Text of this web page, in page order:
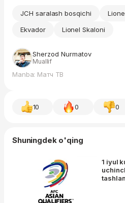
JCH saralash bosqichi
Ekvador
Lionel Skaloni
Sherzod Nurmatov
Muallif
Manba: Матч ТВ
10 0 0
Shuningdek o'qing
1 iyul